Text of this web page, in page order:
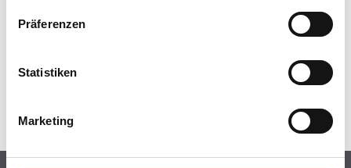
Präferenzen
Statistiken
Marketing
EAN